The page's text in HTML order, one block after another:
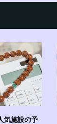
気施設の予